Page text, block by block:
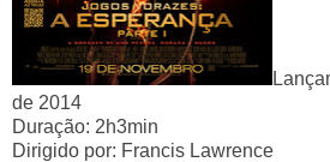
de 2014
Duração: 2h3min
Dirigido por: Francis Lawrence